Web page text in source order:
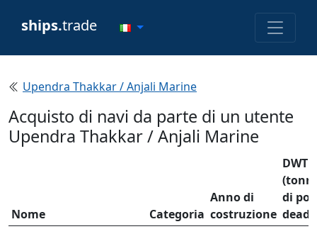
ships.trade
Upendra Thakkar / Anjali Marine
Acquisto di navi da parte di un utente
Upendra Thakkar / Anjali Marine
Nome Categoria
Anno di
costruzione
DWT
di